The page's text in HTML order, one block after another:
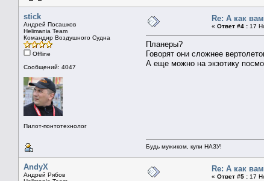
stick
Андрей Посашков
Helimania Team
Командир Воздушного Судна
Offline
Сообщений: 4047
Пилот-понтотехнолог
Re: А как
« Ответ #4 : 17
Планеры?
Говорят они сложнее
А еще можно на экзотику
Будь мужиком, купи НАЗУ!
AndyX
Андрей Рябов
Re: А как
« Ответ #5 : 17